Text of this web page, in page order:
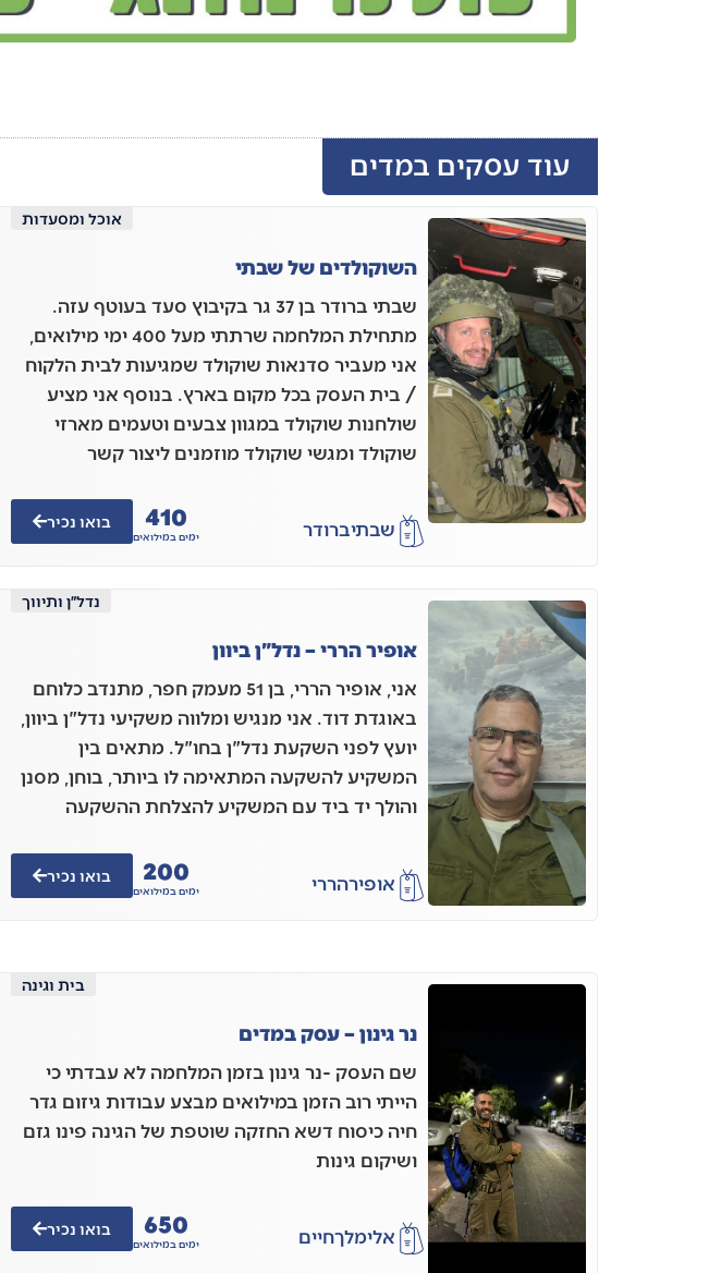
עוד עסקים במדים
אוכל ומסעדות
השוקולדים של שבתי
שבתי ברודר בן 37 גר בקיבוץ סעד בעוטף עזה.
מתחילת המלחמה שרתתי מעל 400 ימי מילואים,
אני מעביר סדנאות שוקולד שמגיעות לבית הלקוח
/ בית העסק בכל מקום בארץ. בנוסף אני מציע
שולחנות שוקולד במגוון צבעים וטעמים מארזי
שוקולד ומגשי שוקולד מוזמנים ליצור קשר
שבתיברודר ימים במילואים
410 בואו נכיר
נדל״ן ותיווך
אופיר הררי – נדל"ן ביוון
אני, אופיר הררי, בן 51 מעמק חפר, מתנדב כלוחם
באוגדת דוד. אני מנגיש ומלווה משקיעי נדל"ן ביוון,
יועץ לפני השקעת נדל"ן בחו"ל. מתאים בין
המשקיע להשקעה המתאימה לו ביותר, בוחן, מסנן
והולך יד ביד עם המשקיע להצלחת ההשקעה
אופירהררי ימים במילואים
200 בואו נכיר
בית וגינה
נר גינון – עסק במדים
שם העסק -נר גינון בזמן המלחמה לא עבדתי כי
הייתי רוב הזמן במילואים מבצע עבודות גיזום גדר
חיה כיסוח דשא החזקה שוטפת של הגינה פינו גזם
ושיקום גינות
אלימלךחיים ימים במילואים
650 בואו נכיר